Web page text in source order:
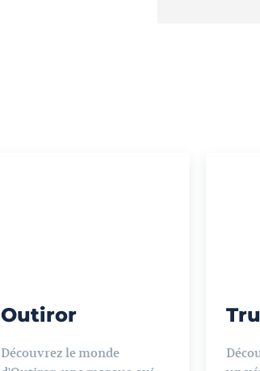
Outiror
Découvrez le monde